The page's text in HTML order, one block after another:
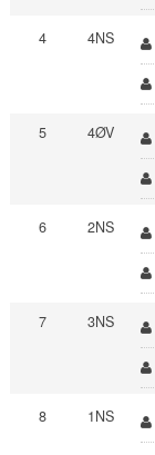
4 4NS
5 4ØV
6 2NS
7 3NS
8 1NS